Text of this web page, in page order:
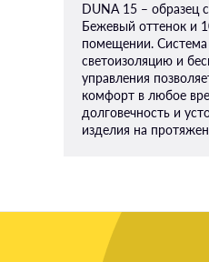
DUNA 15 – образец
Бежевый оттенок и
помещении. Система
светоизоляцию и
управления
комфорт в любое
долговечность и
изделия на